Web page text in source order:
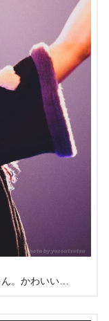
ん。かわいい…